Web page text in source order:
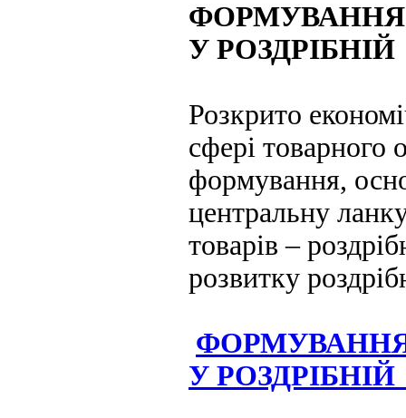
У РОЗДРІБНІЙ
Розкрито
сфері товарного
формування,
центральну
товарів –
розвитку
У РОЗДРІБНІЙ